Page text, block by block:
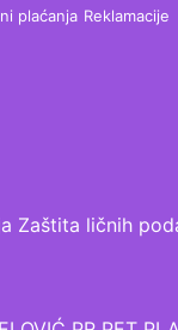
plaćanja Reklamacije
Zaštita ličnih